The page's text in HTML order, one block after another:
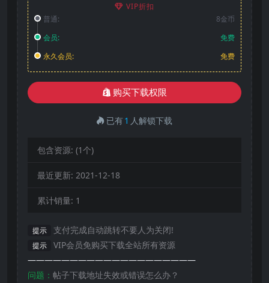
VIP折扣
普通:
8金币
会员:
免费
永久会员:
免费
购买下载权限
已有1 人解锁下载
包含资源: (1个)
最近更新: 2021-12-18
累计销量: 1
提示 支付完成自动跳转不要人为关闭!
提示
VIP会员免购买下载全站所有资源
————————————————————
问题： 帖子下载地址失效或错误怎么办？